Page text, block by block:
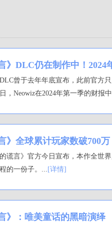
》DLC仍在制作中！2024
曾于去年年底宣布，此前官方
，Neowiz在2024年第一季的财报
》全球累计玩家数破700
谎言》官方今日宣布，本作全世
的一份子。... [详情]
》：唯美童话的黑暗演绎